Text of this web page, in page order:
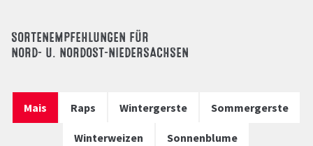
SORTENEMPFEHLUNGEN FÜR
NORD- U. NORDOST-NIEDERSACHSEN
Mais Raps Wintergerste Sommergerste
Winterweizen Sonnenblume